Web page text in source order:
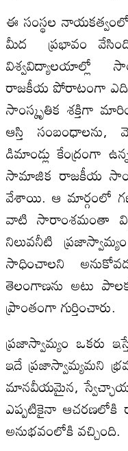
ఈ సంస్థల
మీద ప్రభావం
విశ్వవిద్యాలయాల్లో
రాజకీయ పోరాటంగా
సాంస్కృతిక శక్తిగా
ఆస్తి సంబంధాలను,
డిమాండ్లు కేంద్రంగా
సామాజిక రాజకీయ
వేశాయి. ఆ మార్గంలో
వాటి సారాంశమంతా
నిలువనీటి
సాధించాలని
తెలంగాణను అటు
ప్రాంతంగా గుర్తించారు.
ప్రజాస్వామ్యం ఒకరు
ఇదే ప్రజాస్వామ్యమని
మానవీయమైన,
ఎప్పటికైనా ఆచరణలోకి
అనుభవంలోకి వచ్చింది.